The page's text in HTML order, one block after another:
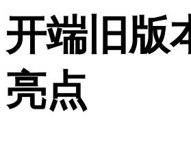
开端旧版
亮点